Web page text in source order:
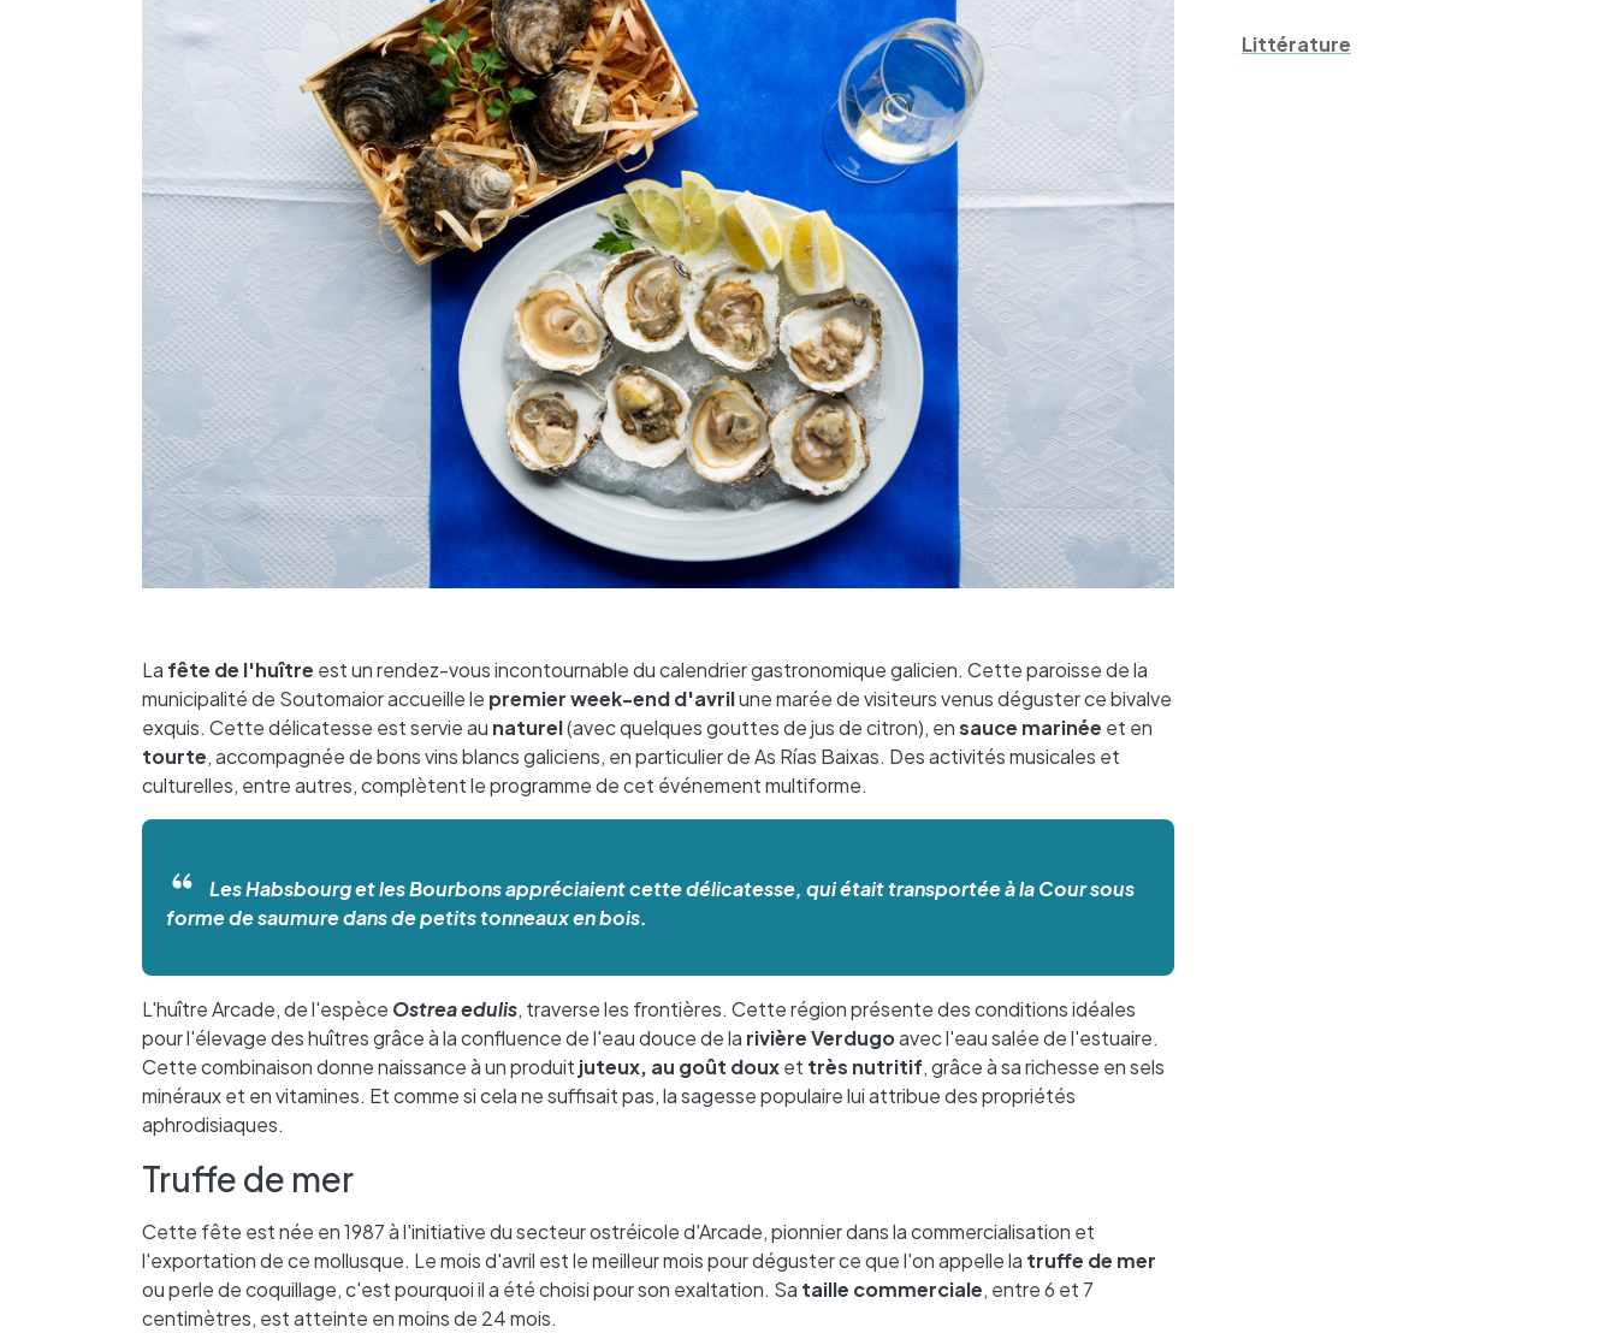
La fête de l'huître est un rendez-vous incontournable du calendrier gastronomique galicien. Cette paroisse de la
municipalité de Soutomaior accueille le premier week-end d'avrilune marée de visiteurs venus déguster ce bivalve
exquis. Cette délicatesse est servie au naturel(avec quelques gouttes de jus de citron), ensauce marinée et en
tourte, accompagnée de bons vins blancs galiciens, en particulier de As Rías Baixas. Des activités musicales et
culturelles, entre autres, complètent le programme de cet événement multiforme.
Les Habsbourg et les Bourbons appréciaient cette délicatesse, qui était transportée à la Cour sous
forme de saumure dans de petits tonneaux en bois.
L'huître Arcade, de l'espèce Ostrea edulis, traverse les frontières. Cette région présente des conditions idéales
pour l'élevage des huîtres grâce à la confluence de l'eau douce de la rivière Verdugoavec l'eau salée de l'estuaire.
Cette combinaison donne naissance à un produit juteux, au goût douxet très nutritif, grâce à sa richesse en sels
minéraux et en vitamines. Et comme si cela ne suffisait pas, la sagesse populaire lui attribue des propriétés
aphrodisiaques.
Truffe de mer
Cette fête est née en 1987 à l'initiative du secteur ostréicole d'Arcade, pionnier dans la commercialisation et
l'exportation de ce mollusque. Le mois d'avril est le meilleur mois pour déguster ce que l'on appelle la truffe de mer
ou perle de coquillage, c'est pourquoi il a été choisi pour son exaltation. Sa taille commerciale, entre 6 et 7
centimètres, est atteinte en moins de 24 mois.
Littérature